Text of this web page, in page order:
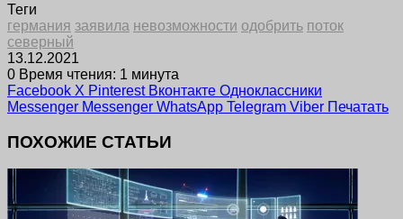
Теги
германия заявила невозможности одобрить поток
северный
13.12.2021
0 Время чтения: 1 минута
Facebook X Pinterest Вконтакте Одноклассники
Messenger Messenger WhatsApp Telegram Viber Печатать
ПОХОЖИЕ СТАТЬИ